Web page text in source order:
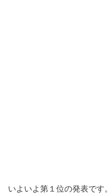
いよいよ第１位の発表です。